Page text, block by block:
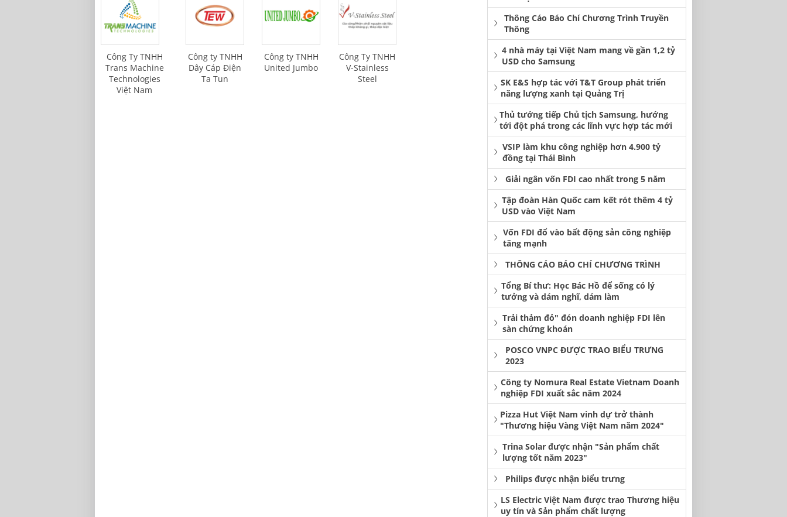
Công Ty TNHH
Trans Machine
Technologies
Việt Nam
Công ty TNHH
Dây Cáp Điện
Ta Tun
Công ty TNHH
United Jumbo
Công Ty TNHH
V-Stainless
Steel
Thông Cáo Báo Chí Chương Trình Truyền
Thông
4 nhà máy tại Việt Nam mang về gần 1,2 tỷ
USD cho Samsung
SK E&S hợp tác với T&T Group phát triển
năng lượng xanh tại Quảng Trị
Thủ tướng tiếp Chủ tịch Samsung, hướng
tới đột phá trong các lĩnh vực hợp tác mới
VSIP làm khu công nghiệp hơn 4.900 tỷ
đồng tại Thái Bình
Giải ngân vốn FDI cao nhất trong 5 năm
Tập đoàn Hàn Quốc cam kết rót thêm 4 tỷ
USD vào Việt Nam
Vốn FDI đổ vào bất động sản công nghiệp
tăng mạnh
THÔNG CÁO BÁO CHÍ CHƯƠNG TRÌNH
Tổng Bí thư: Học Bác Hồ để sống có lý
tưởng và dám nghĩ, dám làm
Trải thảm đỏ" đón doanh nghiệp FDI lên
sàn chứng khoán
POSCO VNPC ĐƯỢC TRAO BIỂU TRƯNG
2023
Công ty Nomura Real Estate Vietnam Doanh
nghiệp FDI xuất sắc năm 2024
Pizza Hut Việt Nam vinh dự trở thành
"Thương hiệu Vàng Việt Nam năm 2024"
Trina Solar được nhận "Sản phẩm chất
lượng tốt năm 2023"
Philips được nhận biểu trưng
LS Electric Việt Nam được trao Thương hiệu
uy tín và Sản phẩm chất lượng